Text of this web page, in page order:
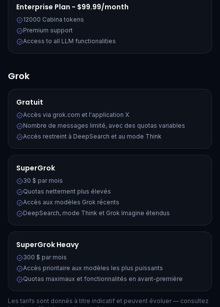
Enterprise Plan - $99.99/month
12000 Cabina tokens
Premium support
Access to all LLM functionalities
Grok
Gratuit
Accès via grok.com et l'application X
Nombre de messages limité, avec des quotas variables
Accès restreint à DeepSearch et au mode Think
SuperGrok
30 $ par mois
Quotas nettement plus élevés
Accès aux modèles Grok récents
DeepSearch, mode Think et Grok Imagine étendus
SuperGrok Heavy
300 $ par mois
Accès prioritaire aux modèles les plus puissants
Quotas maximaux et fonctionnalités en avant-première
Les tarifs sont donnés à titre indicatif et peuvent évoluer — consultez